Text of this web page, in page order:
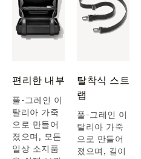
편리한 내부
풀-그레인 이
탈리아 가죽
으로 만들어
졌으며, 모든
일상 소지품
탈착식 스트
랩
풀-그레인 이
탈리아 가죽
으로 만들어
졌으며, 길이